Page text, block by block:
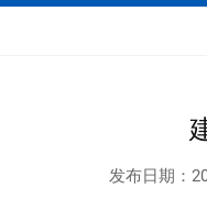
发布日期：